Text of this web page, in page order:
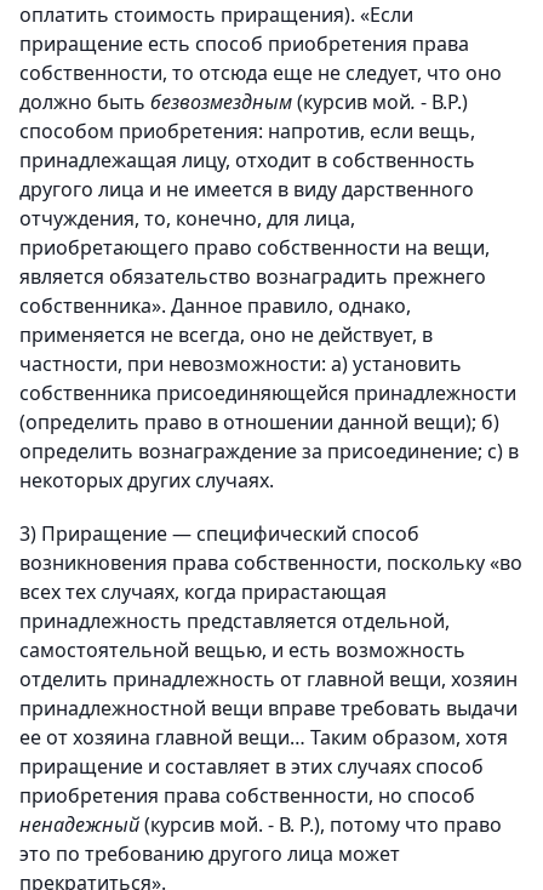
оплатить стоимость приращения). «Если
приращение есть способ приобретения права
собственности, то отсюда еще не следует, что оно
должно быть безвозмездным(курсив мой. - В.Р.)
способом приобретения: напротив, если вещь,
принадлежащая лицу, отходит в собственность
другого лица и не имеется в виду дарственного
отчуждения, то, конечно, для лица,
приобретающего право собственности на вещи,
является обязательство вознаградить прежнего
собственника». Данное правило, однако,
применяется не всегда, оно не действует, в
частности, при невозможности: а) установить
собственника присоединяющейся принадлежности
(определить право в отношении данной вещи); б)
определить вознаграждение за присоединение; c) в
некоторых других случаях.
3) Приращение — специфический способ
возникновения права собственности, поскольку «во
всех тех случаях, когда прирастающая
принадлежность представляется отдельной,
самостоятельной вещью, и есть возможность
отделить принадлежность от главной вещи, хозяин
принадлежностной вещи вправе требовать выдачи
ее от хозяина главной вещи… Таким образом, хотя
приращение и составляет в этих случаях способ
приобретения права собственности, но способ
ненадежный(курсив мой. - В. Р.), потому что право
это по требованию другого лица может
прекратиться».